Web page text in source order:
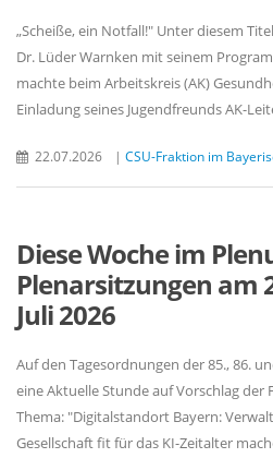
Scheiße, ein Notfall!" Unter diesem
Dr. Lüder Warnken mit seinem
machte beim Arbeitskreis (AK)
Einladung seines Jugendfreunds AK-
22.07.2026 | CSU-Fraktion im
Diese Woche im
Plenarsitzungen am
Juli 2026
Auf den Tagesordnungen der 85., 86.
eine Aktuelle Stunde auf Vorschlag der
Thema: "Digitalstandort Bayern:
Gesellschaft fit für das KI-Zeitalter